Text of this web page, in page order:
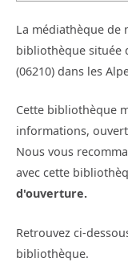
La médiathèque de
bibliothèque située
(06210) dans les
Cette bibliothèque
informations,
Nous vous
avec cette
d'ouverture.
Retrouvez ci-
bibliothèque.